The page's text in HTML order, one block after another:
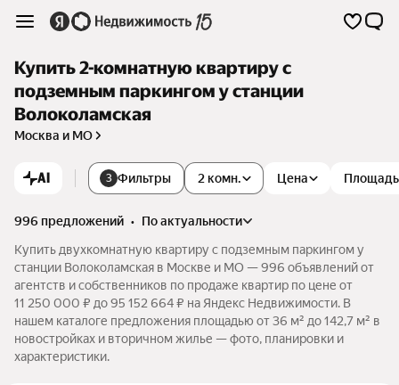
Купить 2-комнатную квартиру с
подземным паркингом у станции
Волоколамская
Москва и МО
AI 3 Фильтры 2 комн. Цена Площадь
996 предложений •
по актуальности
Купить двухкомнатную квартиру с подземным паркингом у
станции Волоколамская в Москве и МО — 996 объявлений от
агентств и собственников по продаже квартир по цене от
11 250 000 ₽ до 95 152 664 ₽ на Яндекс Недвижимости. В
нашем каталоге предложения площадью от 36 м² до 142,7 м² в
новостройках и вторичном жилье — фото, планировки и
характеристики.